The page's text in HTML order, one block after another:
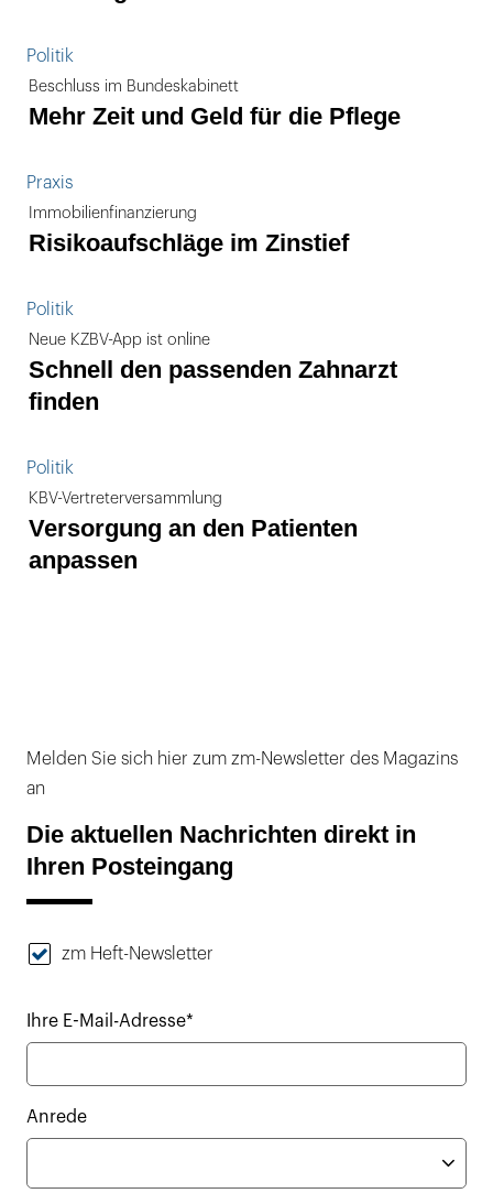
Politik
Beschluss im Bundeskabinett
Mehr Zeit und Geld für die Pflege
Praxis
Immobilienfinanzierung
Risikoaufschläge im Zinstief
Politik
Neue KZBV-App ist online
Schnell den passenden Zahnarzt
finden
Politik
KBV-Vertreterversammlung
Versorgung an den Patienten
anpassen
Melden Sie sich hier zum zm-Newsletter des Magazins
an
Die aktuellen Nachrichten direkt in
Ihren Posteingang
zm Heft-Newsletter
Ihre E-Mail-Adresse*
Anrede